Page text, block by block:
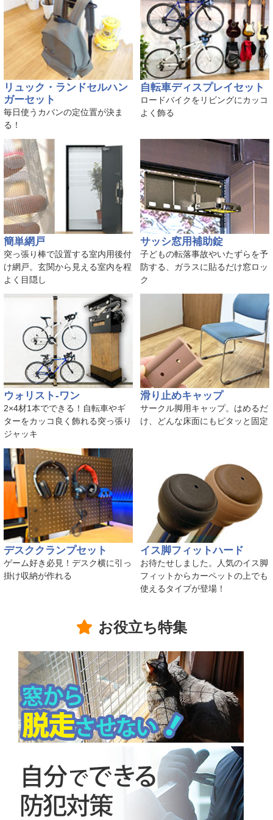
リュック・ランドセルハン
ガーセット
毎日使うカバンの定位置が決ま
る！
自転車ディスプレイセット
ロードバイクをリビングにカッコ
よく飾る
簡単網戸
突っ張り棒で設置する室内用後付
け網戸。玄関から見える室内を程
よく目隠し
サッシ窓用補助錠
子どもの転落事故やいたずらを予
防する、ガラスに貼るだけ窓ロッ
ク
ウォリスト-ワン
2×4材1本でできる！自転車やギ
ターをカッコ良く飾れる突っ張り
ジャッキ
滑り止めキャップ
サークル脚用キャップ。はめるだ
け、どんな床面にもピタッと固定
デスククランプセット
ゲーム好き必見！デスク横に引っ
掛け収納が作れる
イス脚フィットハード
お待たせしました。人気のイス脚
フィットからカーペットの上でも
使えるタイプが登場！
お役立ち特集